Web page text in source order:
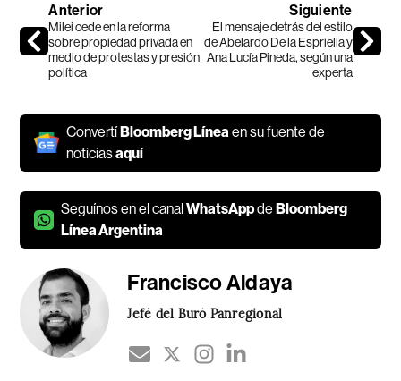
Anterior
Milei cede en la reforma
sobre propiedad privada en
medio de protestas y presión
política
Siguiente
El mensaje detrás del estilo
de Abelardo De la Espriella y
Ana Lucía Pineda, según una
experta
ConvertíBloomberg Línea en su fuente de
noticiasaquí
Seguínos en el canalWhatsAppdeBloomberg
Línea Argentina
Francisco Aldaya
Jefé del Buró Panregional